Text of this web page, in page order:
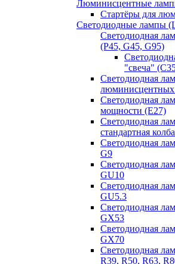
Люминисцентные
Стартёры для
Светодиодные лампы
Светодиодная
(P45, G45, G95)
"свеча"
Светодиодная
Светодиодная
мощности (Е27)
Светодиодная
стандартная
Светодиодная
G9
Светодиодная
GU10
Светодиодная
GU5.3
Светодиодная
GX53
Светодиодная
GX70
Светодиодная
R39, R50, R63,